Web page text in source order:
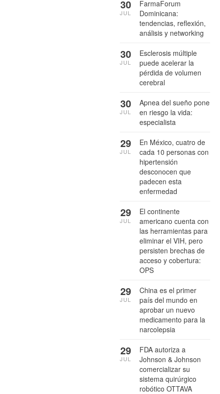
FarmaForum
Dominicana:
tendencias, reflexión,
análisis y networking
30
JUL
Esclerosis múltiple
puede acelerar la
pérdida de volumen
cerebral
30
JUL
Apnea del sueño pone
en riesgo la vida:
especialista
30
JUL
En México, cuatro de
cada 10 personas con
hipertensión
desconocen que
padecen esta
enfermedad
29
JUL
El continente
americano cuenta con
las herramientas para
eliminar el VIH, pero
persisten brechas de
acceso y cobertura:
OPS
29
JUL
China es el primer
país del mundo en
aprobar un nuevo
medicamento para la
narcolepsia
29
JUL
FDA autoriza a
Johnson & Johnson
comercializar su
sistema quirúrgico
robótico OTTAVA
29
JUL